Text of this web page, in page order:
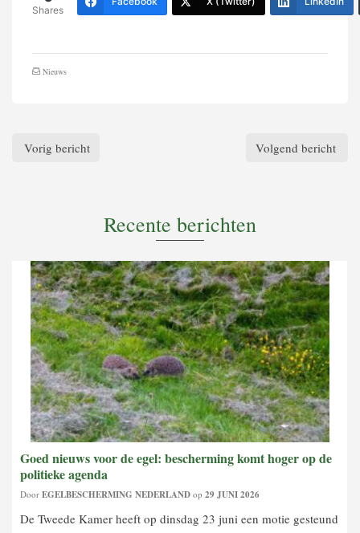
Shares
Nieuws
Vorig bericht Volgend bericht
Recente berichten
Goed nieuws voor de egel: bescherming komt hoger op de
politieke agenda
Door EGELBESCHERMING NEDERLAND op 29 JUNI 2026
De Tweede Kamer heeft op dinsdag 23 juni een motie gesteund